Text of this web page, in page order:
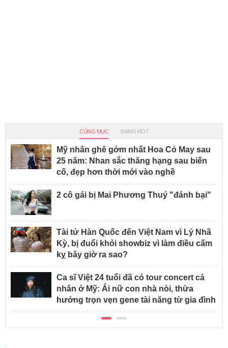
CÙNG MỤC ĐANG HOT
Mỹ nhân ghê gớm nhất Hoa Cỏ May sau
25 năm: Nhan sắc thăng hạng sau biến
cố, đẹp hơn thời mới vào nghề
2 cô gái bị Mai Phương Thuý "đánh bại"
Tài tử Hàn Quốc đến Việt Nam vì Lý Nhã
Kỳ, bị đuổi khỏi showbiz vì làm điều cấm
kỵ bây giờ ra sao?
Ca sĩ Việt 24 tuổi đã có tour concert cá
nhân ở Mỹ: Ái nữ con nhà nòi, thừa
hưởng trọn vẹn gene tài năng từ gia đình